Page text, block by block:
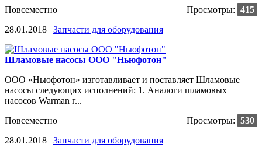
Повсеместно
Просмотры: 415
28.01.2018 | Запчасти для оборудования
Шламовые насосы ООО "Ньюфотон"
ООО «Ньюфотон» изготавливает и поставляет Шламовые
насосы следующих исполнений: 1. Аналоги шламовых
насосов Warman г...
Повсеместно
Просмотры: 530
28.01.2018 | Запчасти для оборудования